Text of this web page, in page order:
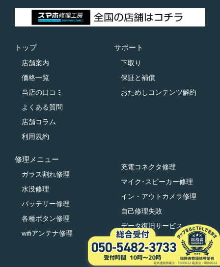
トップ
店舗案内
価格一覧
当店の口コミ
よくある質問
店舗コラム
利用規約
サポート
下取り
保証と補償
おためしコンテンツ解約
修理メニュー
ガラス割れ修理
水没修理
バッテリー修理
各種ボタン修理
wifiアンテナ修理
充電コネクタ修理
マイク･スピーカー修理
イン・アウトカメラ修理
自己修理失敗
データ復旧サービス